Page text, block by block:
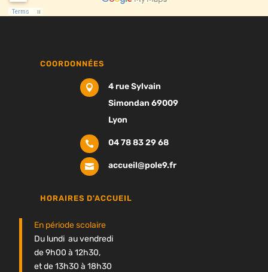
COORDONNÉES

4 rue Sylvain
Simondan 69009
Lyon
 04 78 83 29 68
 accueil@pole9.fr
HORAIRES D'ACCUEIL
En période scolaire
Du lundi au vendredi
de 9h00 à 12h30,
et de 13h30 à 18h30